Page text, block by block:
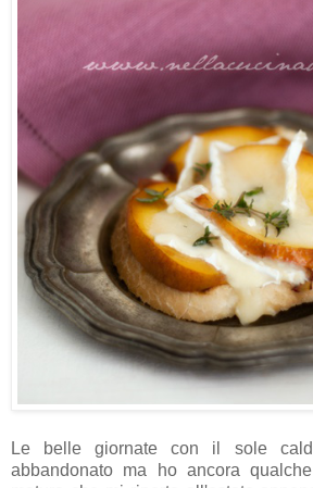
Le belle giornate con il sole
abbandonato ma ho ancora